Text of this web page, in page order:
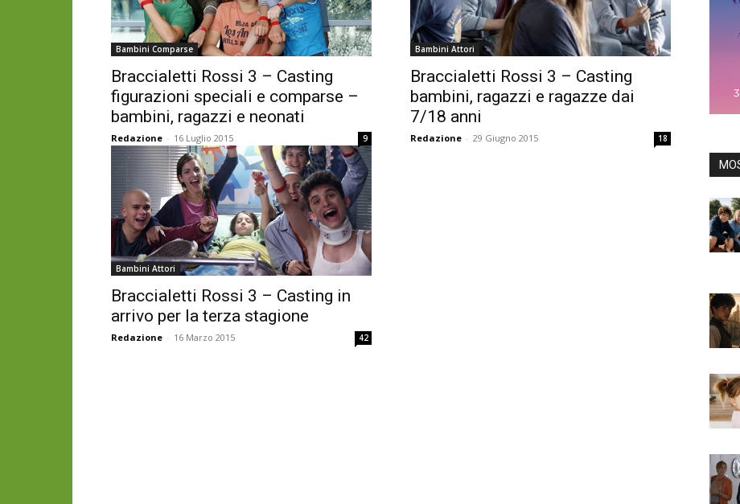
Bambini Comparse
Braccialetti Rossi 3 – Casting
figurazioni speciali e comparse –
bambini, ragazzi e neonati
Redazione - 16 Luglio 2015 9
Bambini Attori
Braccialetti Rossi 3 – Casting
bambini, ragazzi e ragazze dai
7/18 anni
Redazione - 29 Giugno 2015 18
Bambini Attori
Braccialetti Rossi 3 – Casting in
arrivo per la terza stagione
Redazione - 16 Marzo 2015 42